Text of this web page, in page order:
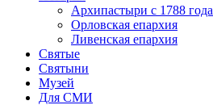
Архипастыри с 1788 года
Орловская епархия
Ливенская епархия
Святые
Святыни
Музей
Для СМИ